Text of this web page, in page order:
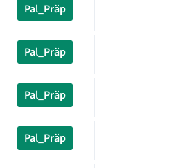
Pal_Präp
Pal_Präp
Pal_Präp
Pal_Präp